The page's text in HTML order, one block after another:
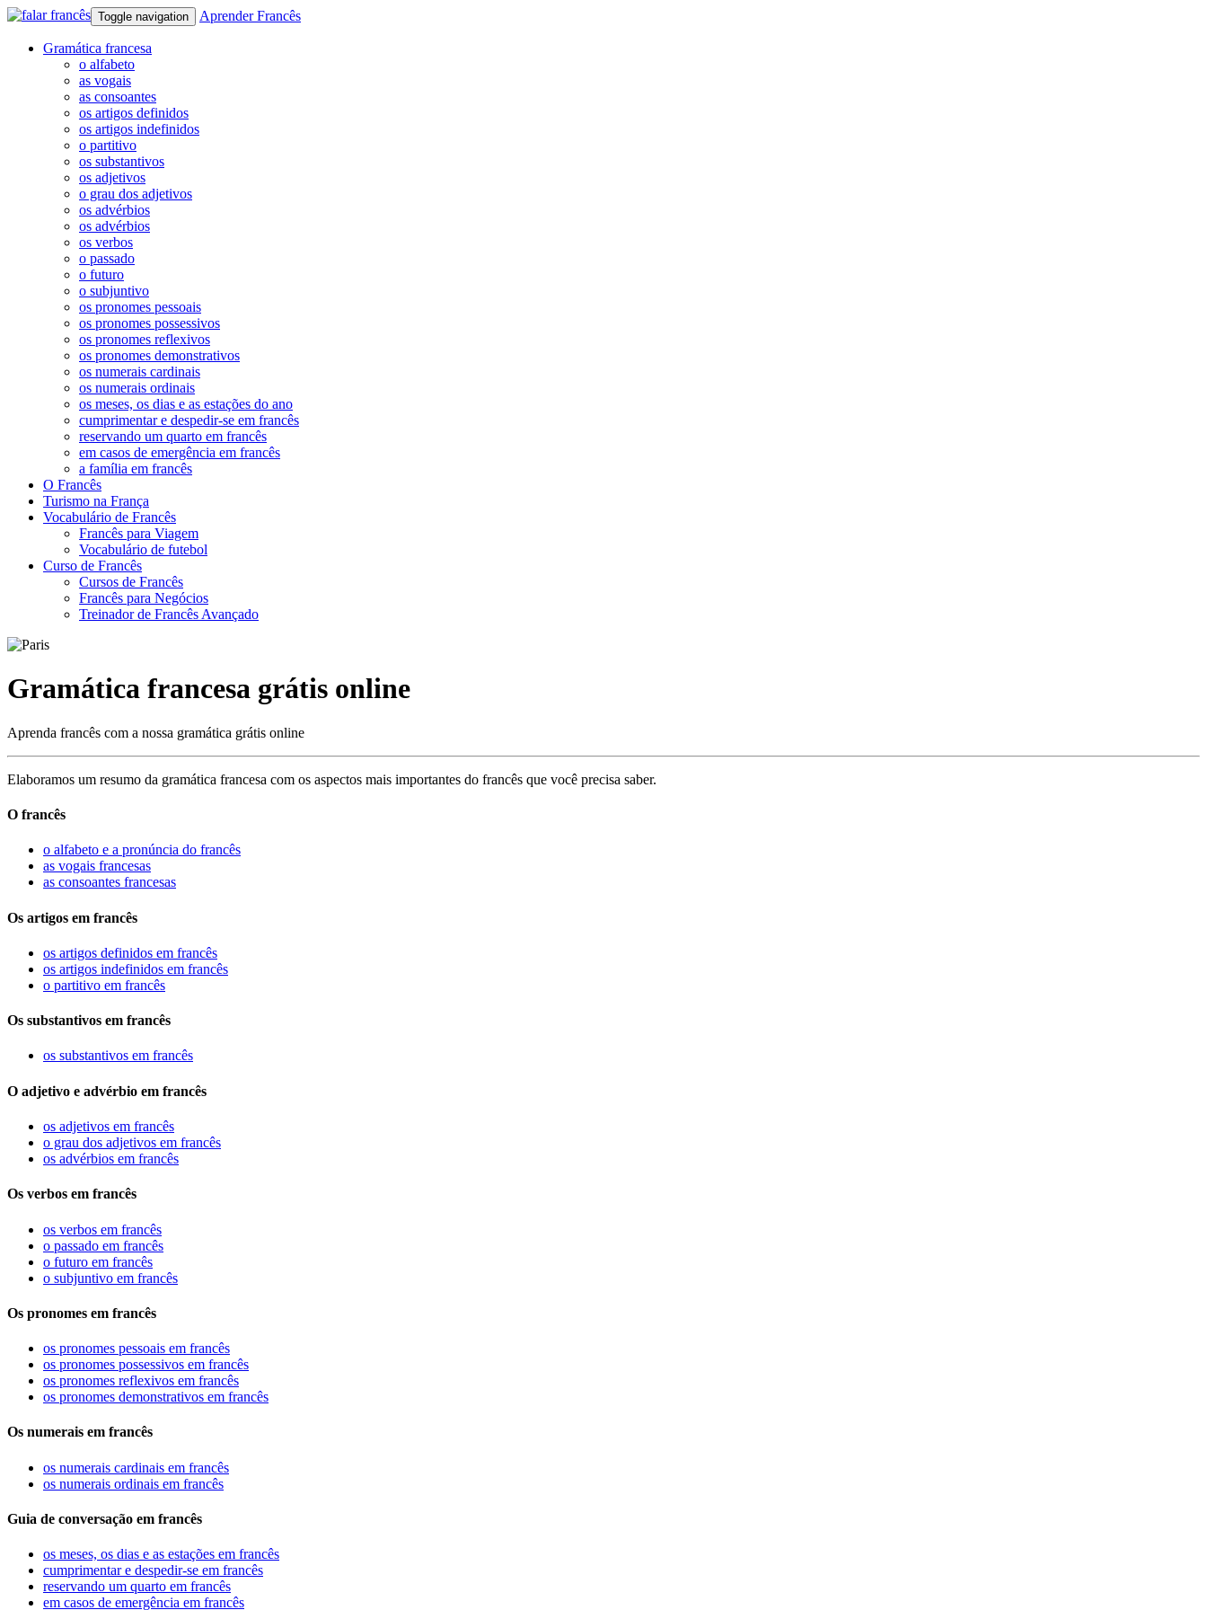
Toggle navigation Aprender Francês
Gramática francesa
o alfabeto
as vogais
as consoantes
os artigos definidos
os artigos indefinidos
o partitivo
os substantivos
os adjetivos
o grau dos adjetivos
os advérbios
os advérbios
os verbos
o passado
o futuro
o subjuntivo
os pronomes pessoais
os pronomes possessivos
os pronomes reflexivos
os pronomes demonstrativos
os numerais cardinais
os numerais ordinais
os meses, os dias e as estações do ano
cumprimentar e despedir-se em francês
reservando um quarto em francês
em casos de emergência em francês
a família em francês
O Francês
Turismo na França
Vocabulário de Francês
Francês para Viagem
Vocabulário de futebol
Curso de Francês
Cursos de Francês
Francês para Negócios
Treinador de Francês Avançado
Gramática francesa grátis online
Aprenda francês com a nossa gramática grátis online
Elaboramos um resumo da gramática francesa com os aspectos mais importantes do francês que você precisa saber.
O francês
o alfabeto e a pronúncia do francês
as vogais francesas
as consoantes francesas
Os artigos em francês
os artigos definidos em francês
os artigos indefinidos em francês
o partitivo em francês
Os substantivos em francês
os substantivos em francês
O adjetivo e advérbio em francês
os adjetivos em francês
o grau dos adjetivos em francês
os advérbios em francês
Os verbos em francês
os verbos em francês
o passado em francês
o futuro em francês
o subjuntivo em francês
Os pronomes em francês
os pronomes pessoais em francês
os pronomes possessivos em francês
os pronomes reflexivos em francês
os pronomes demonstrativos em francês
Os numerais em francês
os numerais cardinais em francês
os numerais ordinais em francês
Guia de conversação em francês
os meses, os dias e as estações em francês
cumprimentar e despedir-se em francês
reservando um quarto em francês
em casos de emergência em francês